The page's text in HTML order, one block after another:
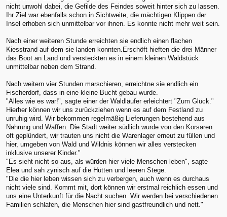
nicht unwohl dabei, die Gefilde des Feindes soweit hinter sich zu lassen.
Ihr Ziel war ebenfalls schon in Sichtweite, die mächtigen Klippen der
Insel erhoben sich unmittelbar vor ihnen. Es konnte nicht mehr weit sein.
Nach einer weiteren Stunde erreichten sie endlich einen flachen
Kiesstrand auf dem sie landen konnten.Erschöft hieften die drei Männer
das Boot an Land und versteckten es in einem kleinen Waldstück
unmittelbar neben dem Strand.
Nach weitern vier Stunden marschieren, erreichtne sie endlich ein
Fischerdorf, dass in eine kleine Bucht gebau wurde.
"Alles wie es war!", sagte einer der Waldläufer erleichtert "Zum Glück."
Hierher können wir uns zurückziehen wenn es auf dem Festland zu
unruhig wird. Wir bekommen regelmäßig Lieferungen bestehend aus
Nahrung und Waffen. Die Stadt weiter südlich wurde von den Korsaren
oft geplündert, wir trauten uns nicht die Warenlager erneut zu füllen und
hier, umgeben von Wald und Wildnis können wir alles verstecken
inklusive unserer Kinder."
"Es sieht nicht so aus, als würden hier viele Menschen leben", sagte
Elea und sah zynisch auf die Hütten und leeren Stege.
"Die die hier leben wissen sich zu verbergen, auch wenn es durchaus
nicht viele sind. Kommt mit, dort können wir erstmal reichlich essen und
uns eine Unterkunft für die Nacht suchen. Wir werden bei verschiedenen
Familien schlafen, die Menschen hier sind gastfreundlich und nett."